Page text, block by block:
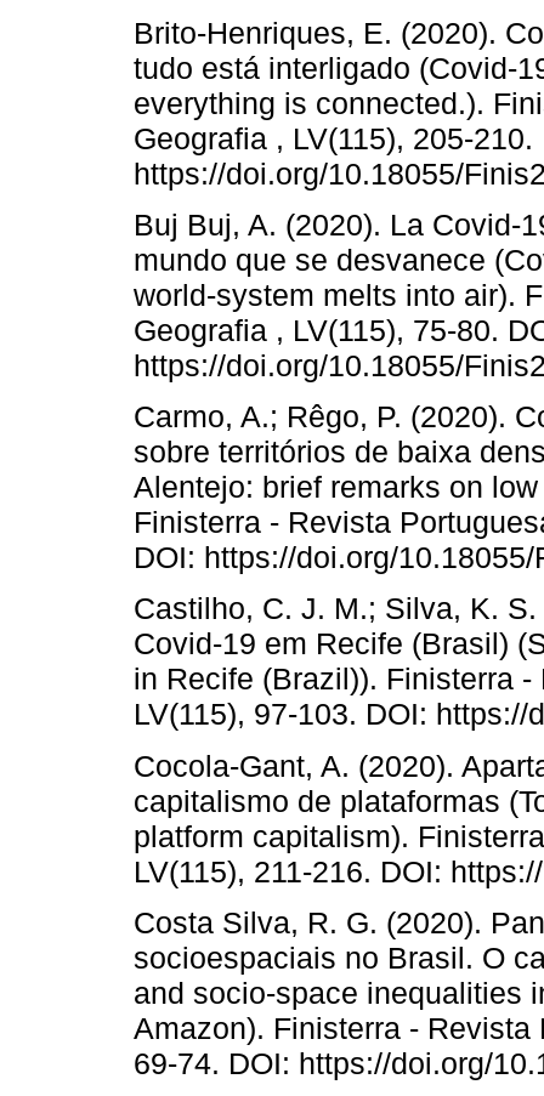
Brito-Henriques, E. (2020).
tudo está interligado (Covid-
everything is connected.).
Geografia , LV(115), 205-210.
https://doi.org/10.18055/
Buj Buj, A. (2020). La Covid-
mundo que se desvanece
world-system melts into air).
Geografia , LV(115), 75-80.
https://doi.org/10.18055/
Carmo, A.; Rêgo, P. (2020).
sobre territórios de baixa
Alentejo: brief remarks on
Finisterra - Revista
DOI: https://doi.org/
Castilho, C. J. M.; Silva, K.
Covid-19 em Recife (Brasil)
in Recife (Brazil)). Finisterra
LV(115), 97-103. DOI:
Cocola-Gant, A. (2020).
capitalismo de plataformas
platform capitalism).
LV(115), 211-216. DOI:
Costa Silva, R. G. (2020).
socioespaciais no Brasil. O
and socio-space inequalities
Amazon). Finisterra - Revista
69-74. DOI: https://doi.org/